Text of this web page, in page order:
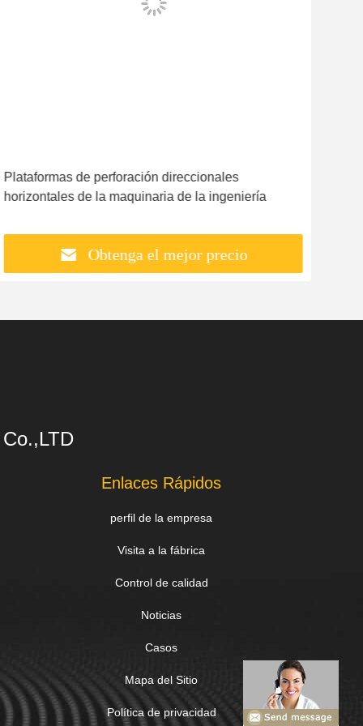
Plataformas de perforación direccionales
horizontales de la maquinaria de la ingeniería
Obtenga el mejor precio
Enlaces Rápidos
perfil de la empresa
Visita a la fábrica
Control de calidad
Noticias
Casos
Mapa del Sitio
Política de privacidad